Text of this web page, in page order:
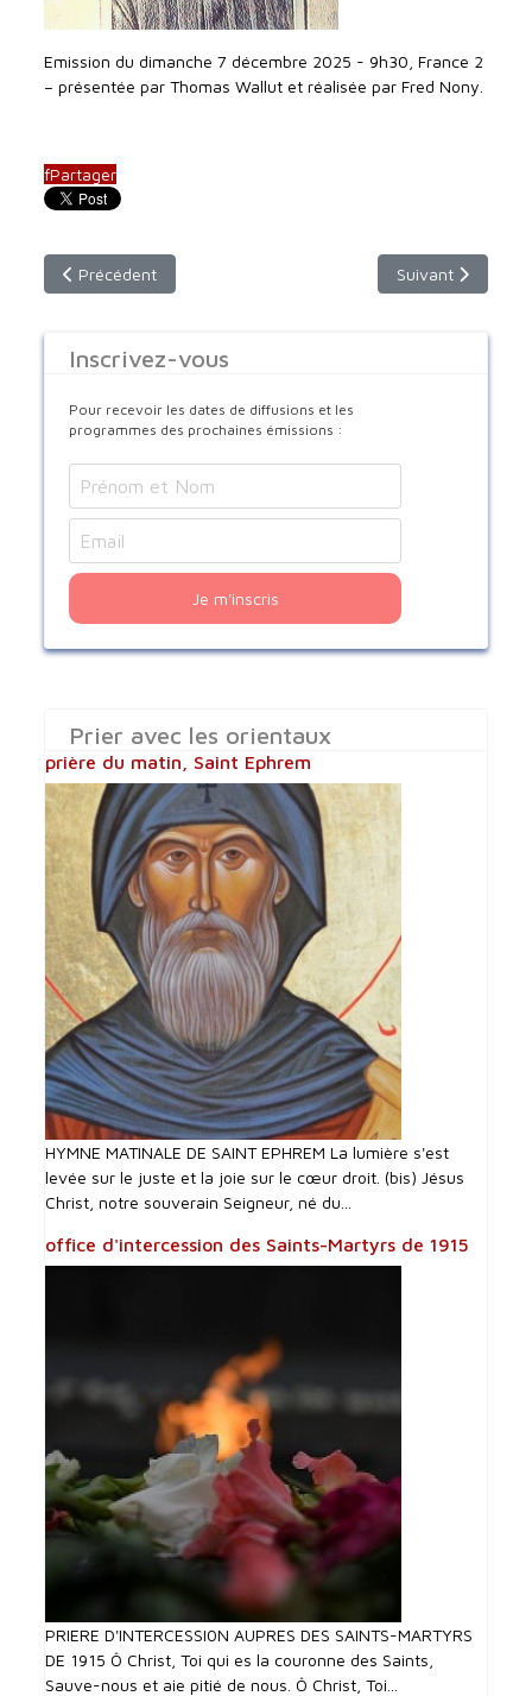
Emission du dimanche 7 décembre 2025 - 9h30, France 2
– présentée par Thomas Wallut et réalisée par Fred Nony.
fPartager
Article précédent : Jeudi 25 décembre : Noël - 9h00 (horaire
Précédent Article suivant :
Suivant
Inscrivez-vous
Pour recevoir les dates de diffusions et les
programmes des prochaines émissions :
Je m'inscris
Prier avec les orientaux
prière du matin, Saint Ephrem
HYMNE MATINALE DE SAINT EPHREM La lumière s'est
levée sur le juste et la joie sur le cœur droit. (bis) Jésus
Christ, notre souverain Seigneur, né du...
office d'intercession des Saints-Martyrs de 1915
PRIERE D'INTERCESSI0N AUPRES DES SAINTS-MARTYRS
DE 1915 Ô Christ, Toi qui es la couronne des Saints,
Sauve-nous et aie pitié de nous. Ô Christ, Toi...